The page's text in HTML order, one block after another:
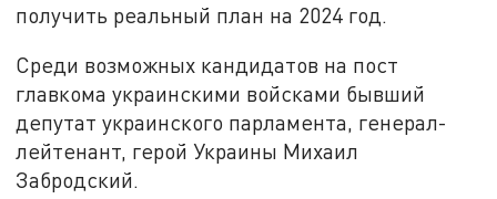
получить реальный план на 2024 год.
Среди возможных кандидатов на пост
главкома украинскими войсками бывший
депутат украинского парламента, генерал-
лейтенант, герой Украины Михаил
Забродский.